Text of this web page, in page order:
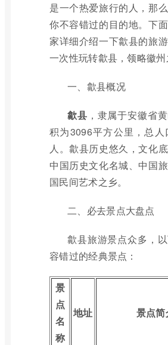
是一个热爱旅行的人，那
你不容错过的目的地。下
家详细介绍一下歙县的旅
一次性玩转歙县，领略徽州
一、歙县概况
歙县 ，隶属于安徽省
积为3096平方公里，总
人。歙县历史悠久，文化
中国历史文化名城、中国
国民间艺术之乡。
二、必去景点大盘点
歙县旅游景点众多，
容错过的经典景点：
景
点
名
称
地址 景点简